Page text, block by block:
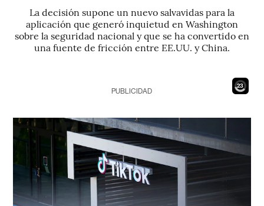
La decisión supone un nuevo salvavidas para la
aplicación que generó inquietud en Washington
sobre la seguridad nacional y que se ha convertido en
una fuente de fricción entre EE.UU. y China.
21
PUBLICIDAD